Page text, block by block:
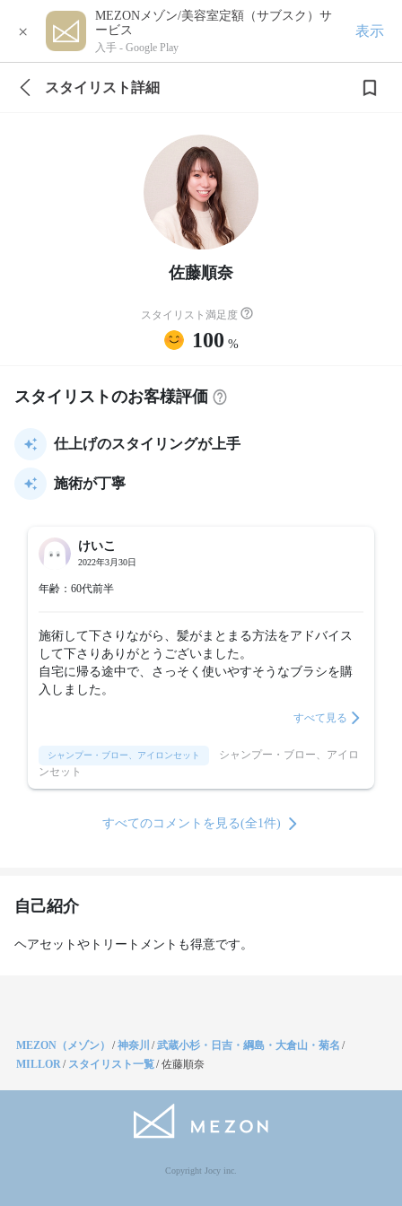
×
MEZONメゾン/美容室定額（サブスク）サ
ービス
入手 - Google Play
表示
スタイリスト詳細
佐藤順奈
スタイリスト満足度
100 %
スタイリストのお客様評価
仕上げのスタイリングが上手
施術が丁寧
けいこ
2022年3月30日
年齢：60代前半
施術して下さりながら、髪がまとまる方法をアドバイス
して下さりありがとうございました。
自宅に帰る途中で、さっそく使いやすそうなブラシを購
すべて見る
シャンプー・ブロー、アイロンセット
ンセット
すべてのコメントを見る(全1件)
自己紹介
ヘアセットやトリートメントも得意です。
MEZON（メゾン） /神奈川 /武蔵小杉・日吉・綱島・大倉山・菊名 /
MILLOR/ スタイリスト一覧/佐藤順奈
Copyright Jocy inc.